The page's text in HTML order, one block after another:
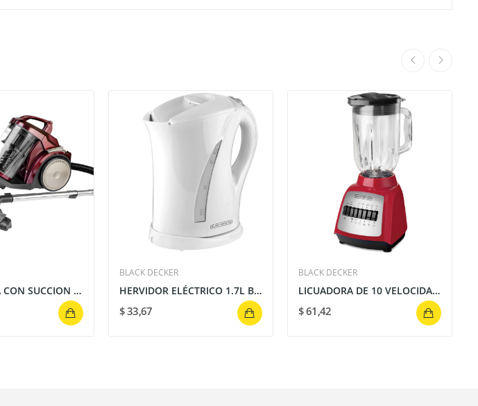
ASPIRADORA CON SUCCION CONCTANTE 3 LITROS...
BLACK DECKER
HERVIDOR ELÉCTRICO 1.7L BLANCO | BLACK+DECKER
$ 33,67
BLACK DECKER
LICUADORA DE 10 VELOCIDADES 1.5 LITROS 550...
$ 61,42